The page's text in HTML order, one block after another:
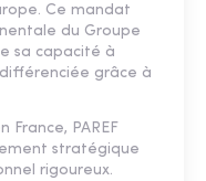
Ce mandat
du Groupe
sa capacité à
grâce à
France, PAREF
stratégique
rigoureux.